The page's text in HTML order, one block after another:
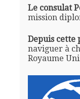
Le consulat
mission
Depuis cette
naviguer à
Royaume